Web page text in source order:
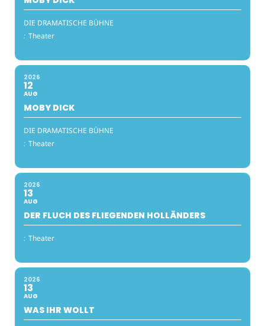
DIE DRAMATISCHE BÜHNE
: Theater
2026
12
AUG
MOBY DICK
DIE DRAMATISCHE BÜHNE
: Theater
2026
13
AUG
DER FLUCH DES FLIEGENDEN HOLLÄNDERS
: Theater
2026
13
AUG
WAS IHR WOLLT